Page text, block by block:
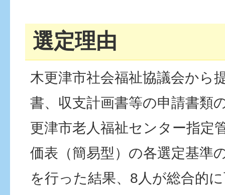
選定理由
木更津市社会福祉協議会から
書、収支計画書等の申請書類
更津市老人福祉センター指定
価表（簡易型）の各選定基準
を行った結果、8人が総合的